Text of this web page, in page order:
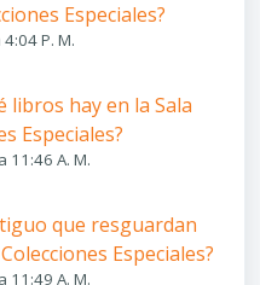
Especiales?
P. M.
libros hay en la Sala
Especiales?
11:46 A. M.
que resguardan
Especiales?
11:49 A. M.